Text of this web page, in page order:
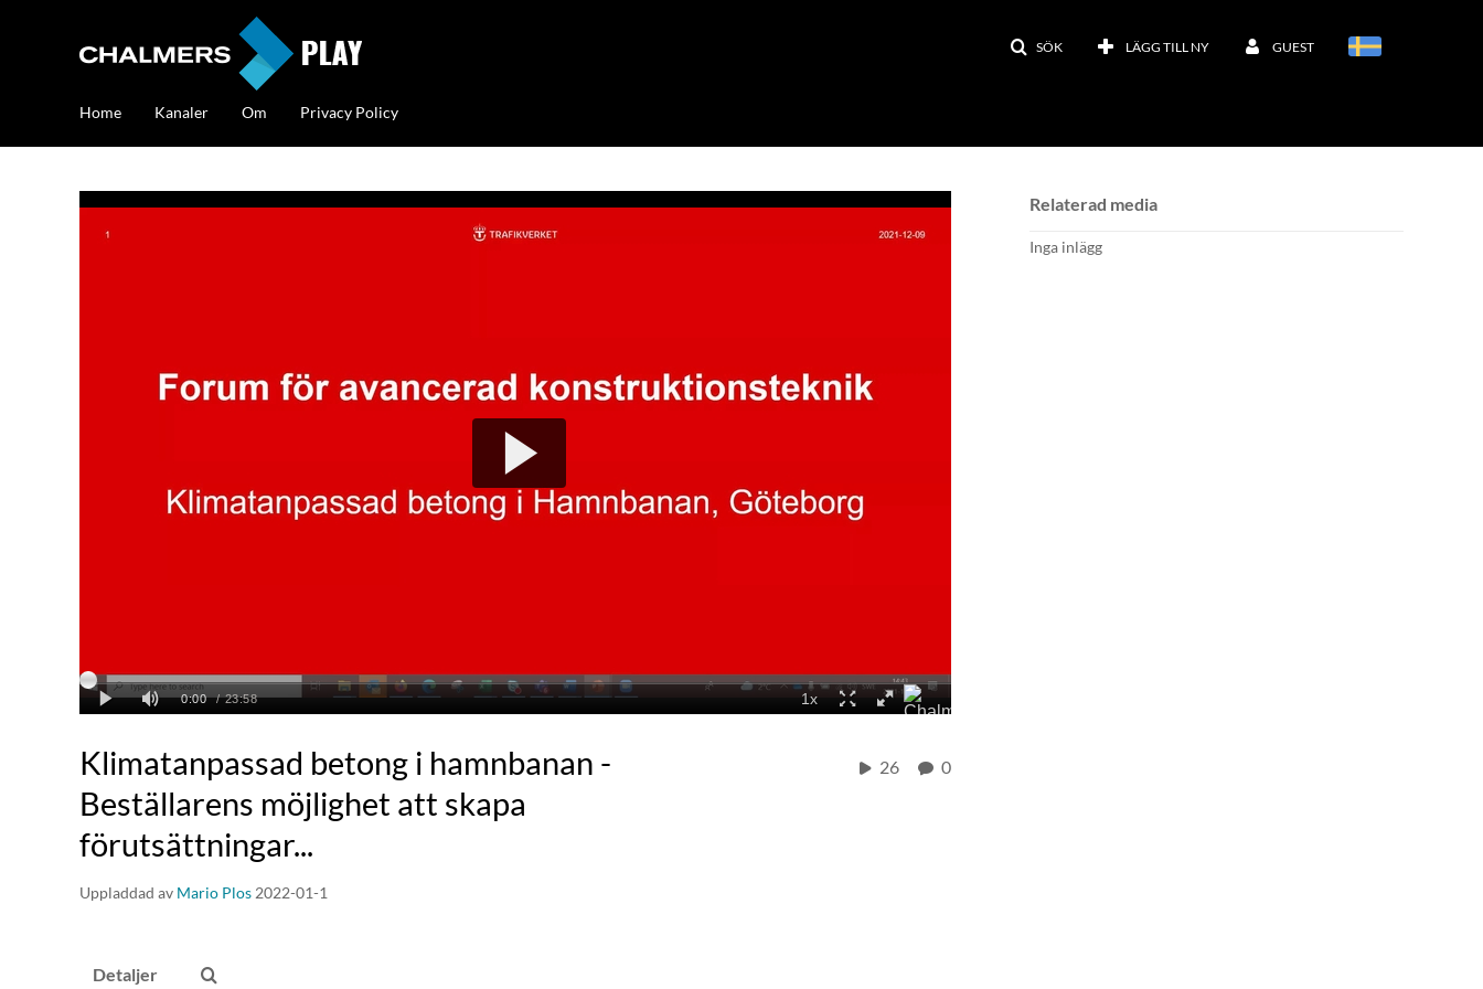
SÖK LÄGG TILL NY GUEST
Home Kanaler Om Privacy Policy
Klimatanpassad betong i hamnbanan -
Beställarens möjlighet att skapa
förutsättningar...
Uppladdad av Mario Plos 2022-01-1
26 0
Relaterad media
Inga inlägg
Detaljer